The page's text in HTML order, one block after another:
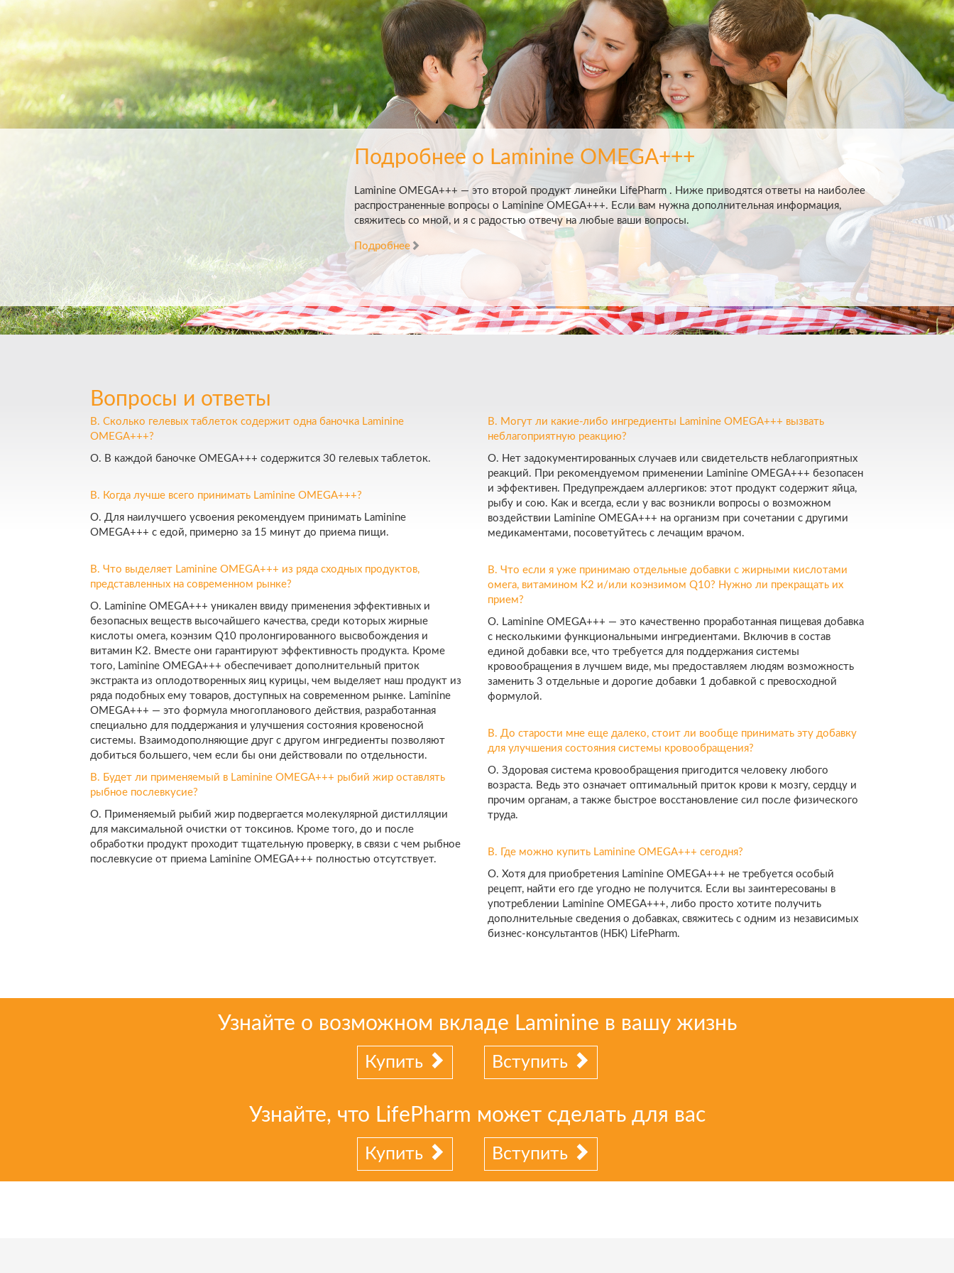
Подробнее о Laminine OMEGA+++
Laminine OMEGA+++ — это второй продукт линейки LifePharm . Ниже приводятся ответы на наиболее
распространенные вопросы о Laminine OMEGA+++. Если вам нужна дополнительная информация,
свяжитесь со мной, и я с радостью отвечу на любые ваши вопросы.
Подробнее
Вопросы и ответы
В. Сколько гелевых таблеток содержит одна баночка Laminine
OMEGA+++?
О. В каждой баночке OMEGA+++ содержится 30 гелевых таблеток.
В. Когда лучше всего принимать Laminine OMEGA+++?
О. Для наилучшего усвоения рекомендуем принимать Laminine
OMEGA+++ с едой, примерно за 15 минут до приема пищи.
В. Что выделяет Laminine OMEGA+++ из ряда сходных продуктов,
представленных на современном рынке?
О. Laminine OMEGA+++ уникален ввиду применения эффективных и
безопасных веществ высочайшего качества, среди которых жирные
кислоты омега, коэнзим Q10 пролонгированного высвобождения и
витамин K2. Вместе они гарантируют эффективность продукта. Кроме
того, Laminine OMEGA+++ обеспечивает дополнительный приток
экстракта из оплодотворенных яиц курицы, чем выделяет наш продукт из
ряда подобных ему товаров, доступных на современном рынке. Laminine
OMEGA+++ — это формула многопланового действия, разработанная
специально для поддержания и улучшения состояния кровеносной
системы. Взаимодополняющие друг с другом ингредиенты позволяют
добиться большего, чем если бы они действовали по отдельности.
В. Будет ли применяемый в Laminine OMEGA+++ рыбий жир оставлять
рыбное послевкусие?
О. Применяемый рыбий жир подвергается молекулярной дистилляции
для максимальной очистки от токсинов. Кроме того, до и после
обработки продукт проходит тщательную проверку, в связи с чем рыбное
послевкусие от приема Laminine OMEGA+++ полностью отсутствует.
В. Могут ли какие-либо ингредиенты Laminine OMEGA+++ вызвать
неблагоприятную реакцию?
О. Нет задокументированных случаев или свидетельств неблагоприятных
реакций. При рекомендуемом применении Laminine OMEGA+++ безопасен
и эффективен. Предупреждаем аллергиков: этот продукт содержит яйца,
рыбу и сою. Как и всегда, если у вас возникли вопросы о возможном
воздействии Laminine OMEGA+++ на организм при сочетании с другими
медикаментами, посоветуйтесь с лечащим врачом.
В. Что если я уже принимаю отдельные добавки с жирными кислотами
омега, витамином K2 и/или коэнзимом Q10? Нужно ли прекращать их
прием?
О. Laminine OMEGA+++ — это качественно проработанная пищевая добавка
с несколькими функциональными ингредиентами. Включив в состав
единой добавки все, что требуется для поддержания системы
кровообращения в лучшем виде, мы предоставляем людям возможность
заменить 3 отдельные и дорогие добавки 1 добавкой с превосходной
формулой.
В. До старости мне еще далеко, стоит ли вообще принимать эту добавку
для улучшения состояния системы кровообращения?
О. Здоровая система кровообращения пригодится человеку любого
возраста. Ведь это означает оптимальный приток крови к мозгу, сердцу и
прочим органам, а также быстрое восстановление сил после физического
труда.
В. Где можно купить Laminine OMEGA+++ сегодня?
О. Хотя для приобретения Laminine OMEGA+++ не требуется особый
рецепт, найти его где угодно не получится. Если вы заинтересованы в
употреблении Laminine OMEGA+++, либо просто хотите получить
дополнительные сведения о добавках, свяжитесь с одним из независимых
бизнес-консультантов (НБК) LifePharm.
Узнайте о возможном вкладе Laminine в вашу жизнь
Купить Вступить
Узнайте, что LifePharm может сделать для вас
Купить Вступить